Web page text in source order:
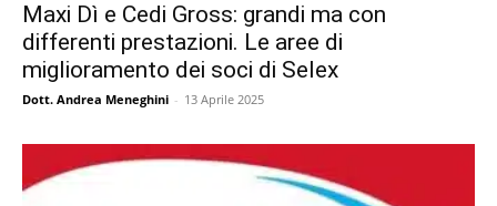
Maxi Dì e Cedi Gross: grandi ma con
differenti prestazioni. Le aree di
miglioramento dei soci di Selex
Dott. Andrea Meneghini - 13 Aprile 2025